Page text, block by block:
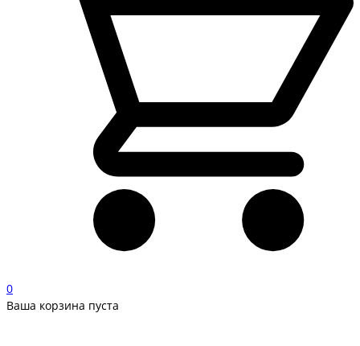
0
Ваша корзина пуста